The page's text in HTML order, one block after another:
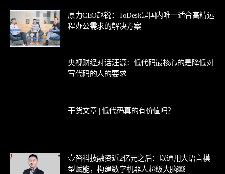
原力CEO赵锐：ToDesk是国内唯一适合高精远
程办公需求的解决方案
央视财经对话汪源：低代码最核心的是降低对
写代码的人的要求
干货文章 | 低代码真的有价值吗？
壹沓科技融资近2亿元之后：以通用大语言模
型赋能，构建数字机器人超级大脑￼